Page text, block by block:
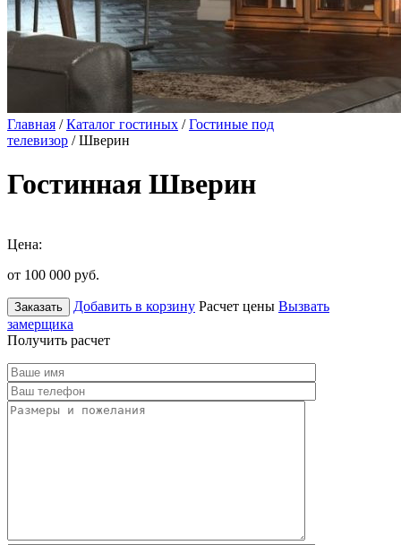
Главная /Каталог гостиных /Гостиные под
телевизор / Шверин
Гостинная Шверин
Цена:
от 100 000 руб.
Заказать Добавить в корзину Расчет цены Вызвать
замерщика
Получить расчет